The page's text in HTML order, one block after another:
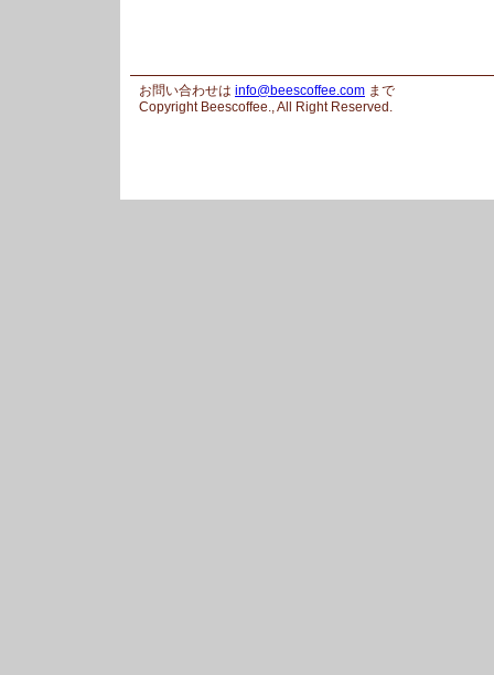
お問い合わせは info@beescoffee.com まで
Copyright Beescoffee., All Right Reserved.